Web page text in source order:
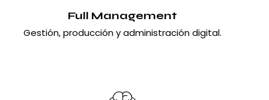
Full Management
Gestión, producción y administración digital.